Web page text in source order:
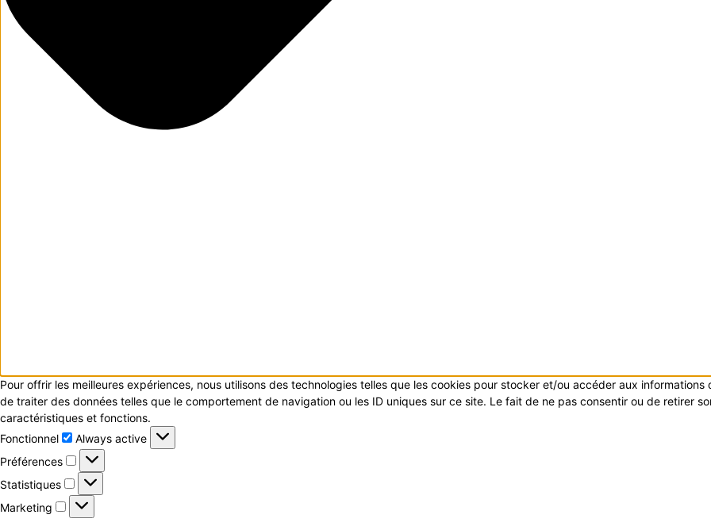
Pour offrir les meilleures expériences, nous utilisons des technologies telles que les cookies pour stocker et/ou accéder aux
de traiter des données telles que le comportement de navigation ou les ID uniques sur ce site. Le fait de ne pas consentir ou de retirer
caractéristiques et fonctions.
Fonctionnel
Fonctionnel
Always active
Préférences
Préférences
Statistiques Statistiques
Marketing Marketing